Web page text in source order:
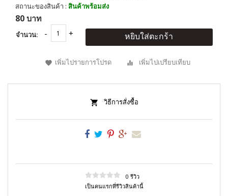
สถานะของสินค้า : สินค้าพร้อมส่ง
80 บาท
จำนวน: หยิบใส่ตะกร้า
เพิ่มไปรายการโปรด เพิ่มไปเปรียบเทียบ
วิธีการสั่งซื้อ
0 รีวิว
เป็นคนแรกที่รีวิวสินค้านี้